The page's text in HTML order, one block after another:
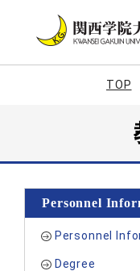
TOP
Personnel
Personnel
Degree